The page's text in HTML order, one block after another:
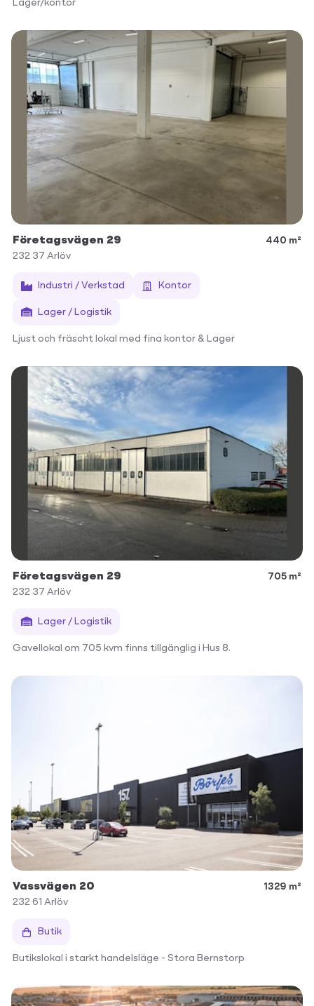
Lager/kontor
Företagsvägen 29
440 m²
232 37 Arlöv
Industri / Verkstad Kontor
Lager / Logistik
Ljust och fräscht lokal med fina kontor & Lager
Företagsvägen 29
705 m²
232 37 Arlöv
Lager / Logistik
Gavellokal om 705 kvm finns tillgänglig i Hus 8.
Vassvägen 20
1329 m²
232 61 Arlöv
Butik
Butikslokal i starkt handelsläge - Stora Bernstorp